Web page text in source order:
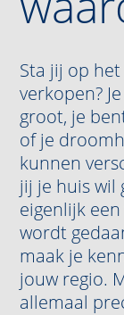
Sta jij op
verkopen?
groot, je
of je
kunnen
jij je huis wil
eigenlijk
wordt
maak je
jouw regio.
allemaal